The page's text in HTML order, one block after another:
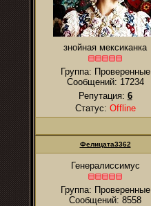
знойная мексиканка
Группа: Проверенные
Сообщений: 17234
Репутация: 6
Статус: Offline
Фелицата3362
Генералиссимус
Группа: Проверенные
Сообщений: 8558